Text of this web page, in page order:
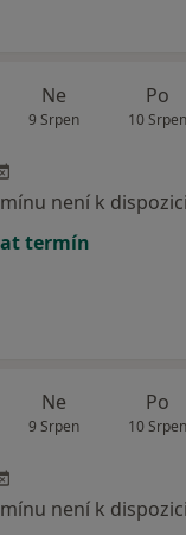
Ne
9 Srpen
Po
10 Srpen
není k dispozici
termín
Ne
9 Srpen
Po
10 Srpen
není k dispozici